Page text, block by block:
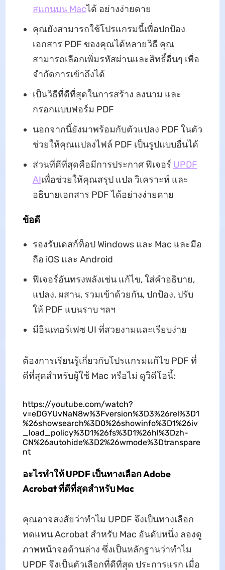
สแกนบน Macได้ อย่างง่ายดาย
คุณยังสามารถใช้โปรแกรมนี้เพื่อปกป้อง
เอกสาร PDF ของคุณได้หลายวิธี คุณ
สามารถเลือกเพิ่มรหัสผ่านและสิทธิ์อื่นๆ เพื่อ
จำกัดการเข้าถึงได้
เป็นวิธีที่ดีที่สุดในการสร้าง ลงนาม และ
กรอกแบบฟอร์ม PDF
นอกจากนี้ยังมาพร้อมกับตัวแปลง PDF ในตัว
ช่วยให้คุณแปลงไฟล์ PDF เป็นรูปแบบอื่นได้
ส่วนที่ดีที่สุดคือมีการประกาศ ฟีเจอร์ UPDF
AIเพื่อช่วยให้คุณสรุป แปล วิเคราะห์ และ
อธิบายเอกสาร PDF ได้อย่างง่ายดาย
ข้อดี
รองรับเดสก์ท็อป Windows และ Mac และมือ
ถือ iOS และ Android
ฟีเจอร์อันทรงพลังเช่น แก้ไข, ใส่คำอธิบาย,
แปลง, ผสาน, รวมเข้าด้วยกัน, ปกป้อง, ปรับ
ให้ PDF แบนราบ ฯลฯ
มีอินเทอร์เฟซ UI ที่สวยงามและเรียบง่าย
ต้องการเรียนรู้เกี่ยวกับโปรแกรมแก้ไข PDF ที่
ดีที่สุดสำหรับผู้ใช้ Mac หรือไม่ ดูวิดีโอนี้:
https://youtube.com/watch?
v=eDGYUvNaN8w%3Fversion%3D3%26rel%3D1
%26showsearch%3D0%26showinfo%3D1%26iv
_load_policy%3D1%26fs%3D1%26hl%3Dzh-
CN%26autohide%3D2%26wmode%3Dtranspare
nt
อะไรทำให้ UPDF เป็นทางเลือก Adobe
Acrobat ที่ดีที่สุดสำหรับ Mac
คุณอาจสงสัยว่าทำไม UPDF จึงเป็นทางเลือก
ทดแทน Acrobat สำหรับ Mac อันดับหนึ่ง ลองดู
ภาพหน้าจอด้านล่าง ซึ่งเป็นหลักฐานว่าทำไม
UPDF จึงเป็นตัวเลือกที่ดีที่สุด ประการแรก เมื่อ